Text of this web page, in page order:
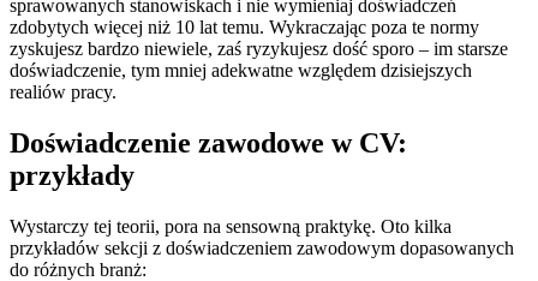
sprawowanych stanowiskach i nie wymieniaj doświadczeń
zdobytych więcej niż 10 lat temu. Wykraczając poza te normy
zyskujesz bardzo niewiele, zaś ryzykujesz dość sporo – im starsze
doświadczenie, tym mniej adekwatne względem dzisiejszych
realiów pracy.
Doświadczenie zawodowe w CV:
przykłady
Wystarczy tej teorii, pora na sensowną praktykę. Oto kilka
przykładów sekcji z doświadczeniem zawodowym dopasowanych
do różnych branż: